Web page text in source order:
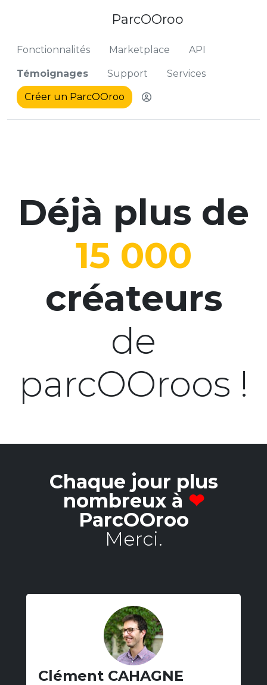
ParcOOroo
Fonctionnalités Marketplace API
Témoignages Support Services
Créer un ParcOOroo Me connecter pour
Déjà plus de
15 000
créateurs
de
parcOOroos !
Chaque jour plus
nombreux à ❤
ParcOOroo
Merci.
Clément CAHAGNE